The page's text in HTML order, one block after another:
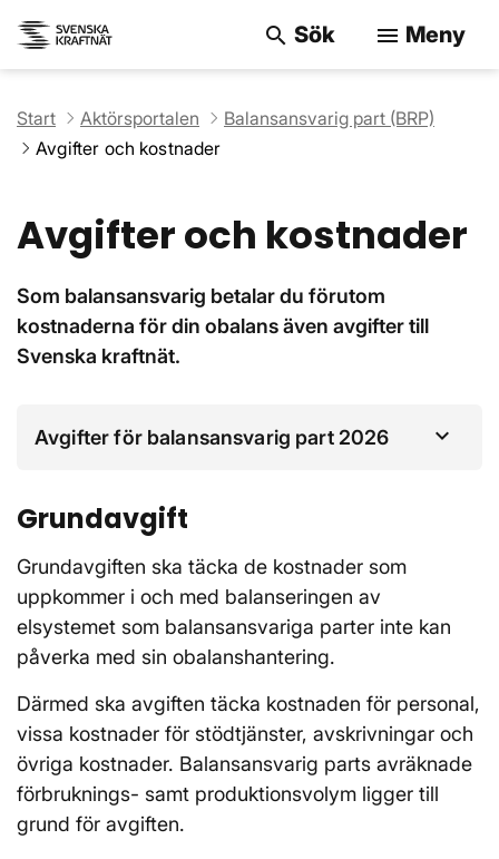
search Sök menu Meny
Start Aktörsportalen
Balansansvarig part (BRP)
Avgifter och kostnader
Avgifter och kostnader
Som balansansvarig betalar du förutom
kostnaderna för din obalans även avgifter till
Svenska kraftnät.
Avgifter för balansansvarig part 2026
Grundavgift
Grundavgiften ska täcka de kostnader som
uppkommer i och med balanseringen av
elsystemet som balansansvariga parter inte kan
påverka med sin obalanshantering.
Därmed ska avgiften täcka kostnaden för personal,
vissa kostnader för stödtjänster, avskrivningar och
övriga kostnader. Balansansvarig parts avräknade
förbruknings- samt produktionsvolym ligger till
grund för avgiften.